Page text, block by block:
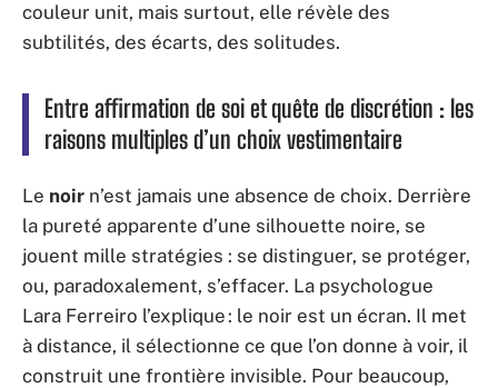
couleur unit, mais surtout, elle révèle des
subtilités, des écarts, des solitudes.
Entre affirmation de soi et quête de discrétion : les
raisons multiples d’un choix vestimentaire
Le noir n’est jamais une absence de choix. Derrière
la pureté apparente d’une silhouette noire, se
jouent mille stratégies : se distinguer, se protéger,
ou, paradoxalement, s’effacer. La psychologue
Lara Ferreiro l’explique : le noir est un écran. Il met
à distance, il sélectionne ce que l’on donne à voir, il
construit une frontière invisible. Pour beaucoup,